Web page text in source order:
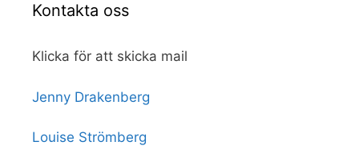
Kontakta oss
Klicka för att skicka mail
Jenny Drakenberg
Louise Strömberg